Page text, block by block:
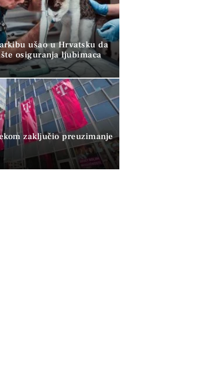
ušao u Hrvatsku da
osiguranja ljubimaca
zaključio preuzimanje